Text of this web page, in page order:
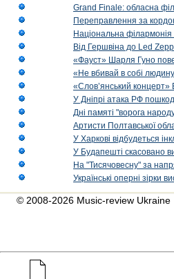
Grand Finale: обласна
Переправлення за
Національна
Від Гершвіна до Led
«Фауст» Шарля Гуно
«Не вбивай в собі
«Слов’янський
У Дніпрі атака РФ
Дні памяті "ворога
Артисти Полтавської
У Харкові відбудеться
У Будапешті скасовано
На "Тисячовесну" за
Українські оперні
© 2008-2026 Music-review Ukraine